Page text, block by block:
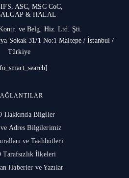
ve Belg. Hiz. Ltd. Şti.
Sokak 31/1 No:1 Maltepe / İstanbul /
Türkiye
Hakkında Bilgiler
Adres Bilgilerimiz
ve Taahhütleri
Tarafsızlık İlkeleri
Haberler ve Yazılar